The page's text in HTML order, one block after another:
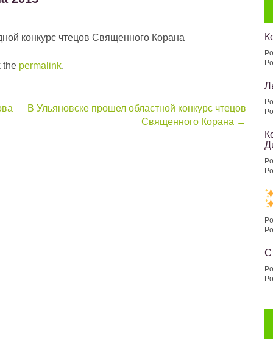
конкурс чтецов Священного Корана
the permalink.
В Ульяновске прошел областной конкурс чтецов
Священного Корана →